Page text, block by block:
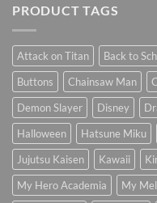
PRODUCT TAGS
Attack on Titan Back to
Buttons
Chainsaw Man
Demon Slayer
Disney
Halloween
Hatsune Miku
Jujutsu Kaisen
Kawaii
My Hero Academia
My